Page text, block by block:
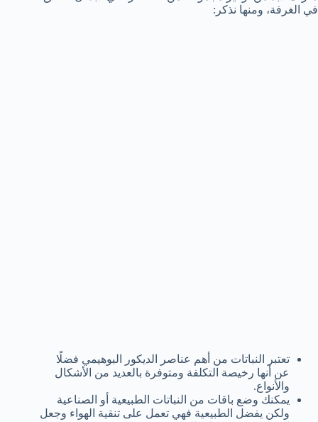
في الغرفة، ومنها نذكر:
تعتبر النباتات من أهم عناصر الديكور البوهيمي فضلًا
عن أنها رخيصة التكلفة ومتوفرة بالعديد من الأشكال
والأنواع.
يمكنك وضع باقات من النباتات الطبيعية أو الصناعية
ولكن يفضل الطبيعية فهي تعمل على تنقية الهواء وجعل